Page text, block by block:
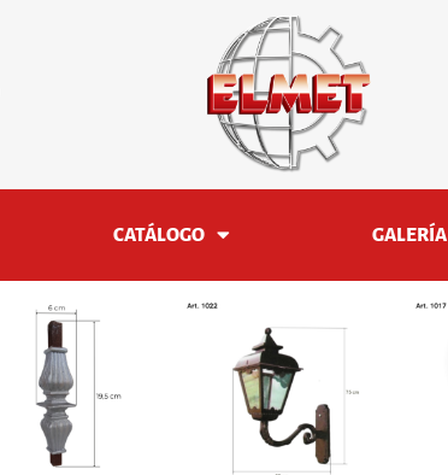
CATÁLOGO GALERÍA